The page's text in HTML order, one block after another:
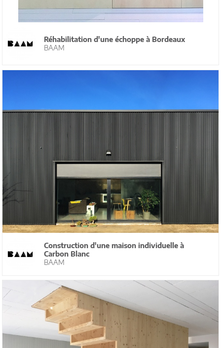
Réhabilitation d'une échoppe à Bordeaux
BAAM
Construction d'une maison individuelle à
Carbon Blanc
BAAM